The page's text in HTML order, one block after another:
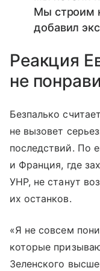
Мы строим
добавил
Реакция
не
Безпалько
не вызовет
последствий. По
и Франция, где
УНР, не станут
их останков.
«Я не совсем
которые
Зеленского